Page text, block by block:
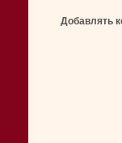
Добавлять